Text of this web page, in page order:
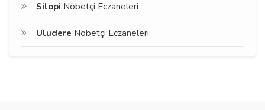
Silopi Nöbetçi Eczaneleri
Uludere Nöbetçi Eczaneleri